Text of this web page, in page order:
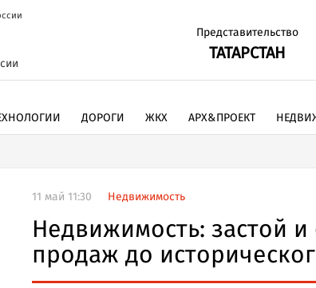
Представительство
ТАТАРСТАН
ДОРОГИ ЖКХ АРХ&ПРОЕКТ
11 май 11:30 Недвижимость
Недвижимость: застой
продаж до